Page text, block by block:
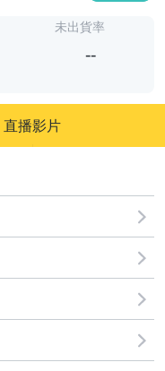
未出貨率
--
直播影片